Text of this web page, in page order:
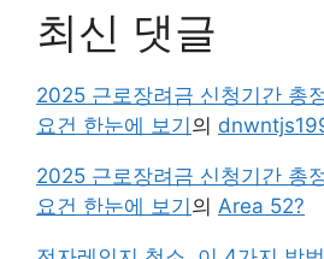
최신 댓글
2025 근로장려금 신청기간 총
요건 한눈에 보기 의
2025 근로장려금 신청기간 총
요건 한눈에 보기 의 Area 52?